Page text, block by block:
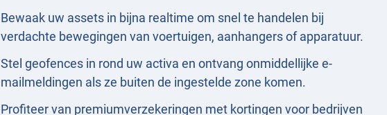
Bewaak uw assets in bijna realtime om snel te handelen bij
verdachte bewegingen van voertuigen, aanhangers of apparatuur.
Stel geofences in rond uw activa en ontvang onmiddellijke e-
mailmeldingen als ze buiten de ingestelde zone komen.
Profiteer van premiumverzekeringen met kortingen voor bedrijven